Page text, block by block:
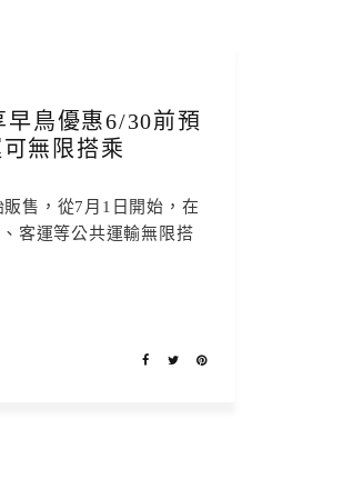
早鳥優惠6/30前預
無限搭乘
售，從7月1日開始，在
客運等公共運輸無限搭